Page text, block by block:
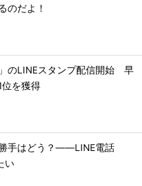
のだよ！
」のLINEスタンプ配信開始 早
位を獲得
手はどう？――LINE電話
い